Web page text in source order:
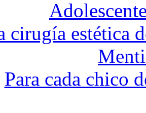
cirugía estética
Para cada chico